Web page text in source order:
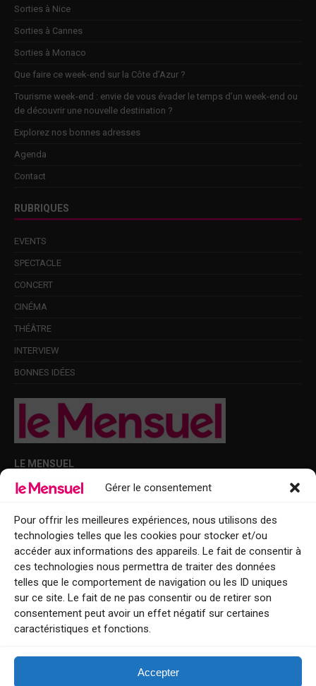
Gérer le consentement
Pour offrir les meilleures expériences, nous utilisons des
technologies telles que les cookies pour stocker et/ou
accéder aux informations des appareils. Le fait de consentir à
ces technologies nous permettra de traiter des données
telles que le comportement de navigation ou les ID uniques
sur ce site. Le fait de ne pas consentir ou de retirer son
consentement peut avoir un effet négatif sur certaines
caractéristiques et fonctions.
Accepter
Sorties à Nice
Sorties à Cannes
Sorties à Monaco
Que faire ce week-end sur la Côte d’Azur ?
Tourisme week-end : envie de vous évader le temps d’un week-end ou
de découvrir une nouvelle destination ?
Explorez nos bonnes adresses
Agenda
Contact
RUBRIQUES
EVENTS
SPECTACLE
CONCERT
CINÉMA
THÉÂTRE
INTERVIEW
BONNES IDÉES
LE MENSUEL
Points de diffusion Var et Alpes-Maritimes : oû trouver Le Mensuel ?
Le Mensuel en PDF : consultez le magazine en ligne
Qui sommes-nous ?
BFM Top Sorties
EVENT
Tourisme week-end : envie de vous évader le temps d’un week-end ou
Explorez nos bonnes adresses